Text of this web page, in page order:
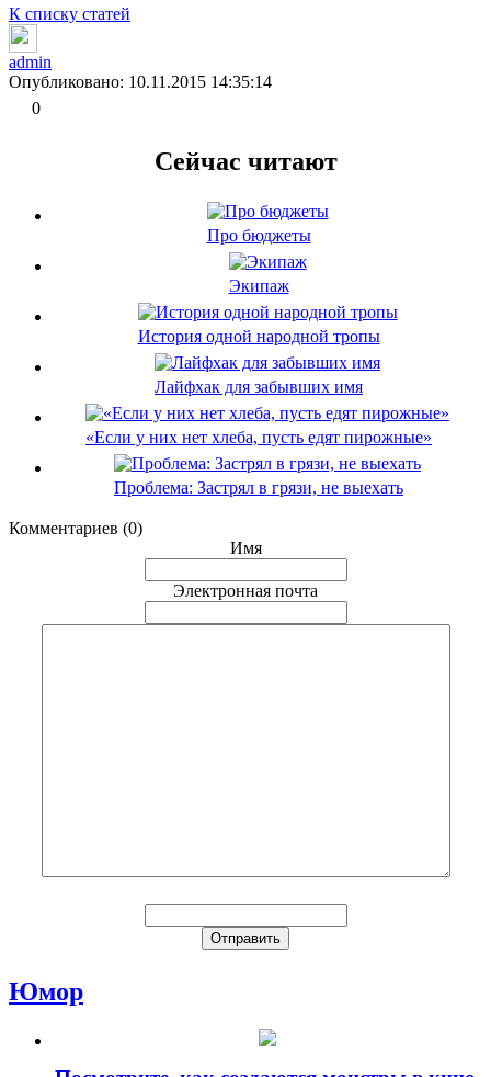
К списку статей
admin
Опубликовано: 10.11.2015 14:35:14
0
Сейчас читают
Про бюджеты
Экипаж
История одной народной тропы
Лайфхак для забывших имя
«Если у них нет хлеба, пусть едят пирожные»
Проблема: Застрял в грязи, не выехать
Комментариев (0)
Имя
Электронная почта
Юмор